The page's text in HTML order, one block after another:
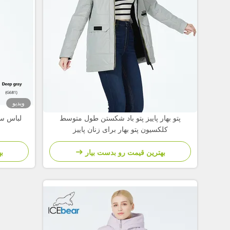
پتو بهار پاییز پتو باد شکستن طول متوسط
کلکسیون پتو بهار برای زنان پاییز
بهترین قیمت رو بدست بیار
ویدیو
لباس